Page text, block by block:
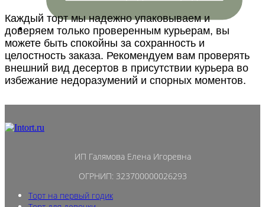
Каждый торт мы надежно упаковываем и
доверяем только проверенным курьерам, вы
можете быть спокойны за сохранность и
целостность заказа. Рекомендуем вам проверять
внешний вид десертов в присутствии курьера во
избежание недоразумений и спорных моментов.
ИП Галямова Елена Игоревна
ОГРНИП: 323700000026293
Торт на первый годик